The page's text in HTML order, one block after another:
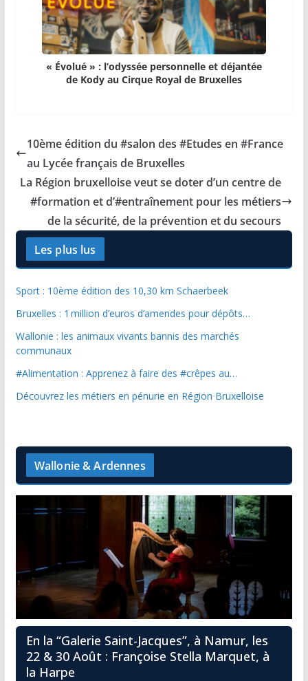
« Évolué » : l’odyssée personnelle et déjantée
de Kody au Cirque Royal de Bruxelles
10ème édition du #salon des #Etudes en #France
au Lycée français de Bruxelles
La Région bruxelloise veut se doter d’un centre de
#formation et d’#entraînement pour les métiers
de la sécurité, de la prévention et du secours
Les plus lus
Sport : 10ème édition des 10,30 km Schaerbeek
Bruxelles : 1 million d’euros d’amendes pour dépôts…
Wallonie : les animaux vivants bannis des marchés
communaux
#Alimentation : Apprenez à faire des #crêpes au…
Découvrez les métiers en pénurie en Région Bruxelloise
Wallonie & Ardennes
En la “Galerie Saint-Jacques”, à Namur, les
22 & 30 Août : Françoise Stella Marquet, à
la Harpe